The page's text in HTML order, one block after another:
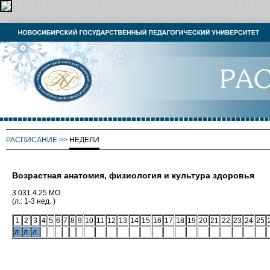
РАСПИСАНИЕ >> НЕДЕЛИ
Возрастная анатомия, физиология и культура здоровья
3.031.4.25 МО
(л.: 1-3 нед. )
1 2 3 4 5 6 7 8 9 10 11 12 13 14 15 16 17 18 19 20 21 22 23 24 25
л. л. л.